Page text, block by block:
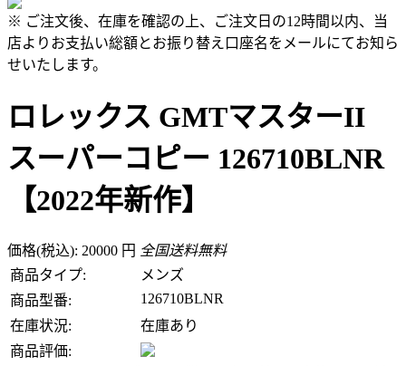
※ ご注文後、在庫を確認の上、ご注文日の12時間以内、当
店よりお支払い総額とお振り替え口座名をメールにてお知ら
せいたします。
ロレックス GMTマスターII
スーパーコピー 126710BLNR
【2022年新作】
価格(税込): 20000 円 全国送料無料
商品タイプ:
メンズ
商品型番:
126710BLNR
在庫状況:
在庫あり
商品評価: